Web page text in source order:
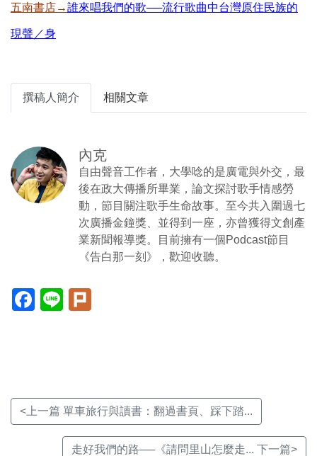
五南書店→誰來唱我們的歌──流行歌曲中台灣原住民族的
現聲／身
撰稿人簡介 相關文章
內克
自由聲音工作者，大學唸的是廣電與外交，最
後在政大傳播所畢業，論文探討歌手情感勞
動，節目關注歌手生命故事。至今共入圍過七
次廣播金鐘獎、並得到一座，亦曾獲得文創產
業新聞報導獎。目前擁有一個Podcast節目
《告白那一刻》，歡迎收聽。
Facebook(另
開
Line(另
開
<上一篇 單車旅行與讀書：翻過書頁、踩下踏...
走好我們的路──《請問里山怎麼走... 下一篇>